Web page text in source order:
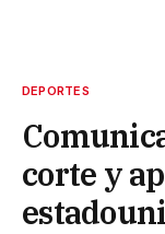
DEPORTES
corte y